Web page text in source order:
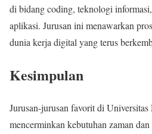
di bidang coding, teknologi
aplikasi. Jurusan ini menawarkan
dunia kerja digital yang terus
Kesimpulan
Jurusan-jurusan favorit di
mencerminkan kebutuhan zaman